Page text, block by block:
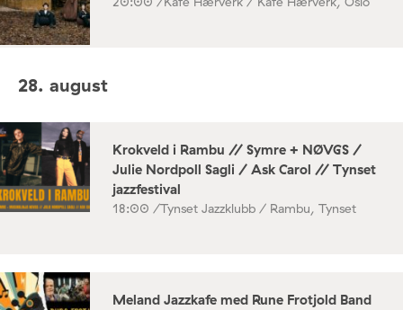
28. august
Krokveld i Rambu // Symre + NØVGS /
Julie Nordpoll Sagli / Ask Carol // Tynset
jazzfestival
18:00 /Tynset Jazzklubb / Rambu, Tynset
Meland Jazzkafe med Rune Frotjold Band